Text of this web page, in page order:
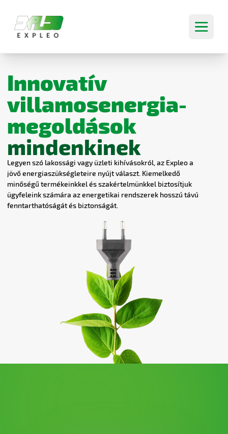
Open
LAKOSSÁGI
LAKOSSÁGI - KISFESZÜLTSÉG
LAKOSSÁGI - ELEKTROMOBILITÁS
LAKOSSÁGI - MEGÚJULÓ ENERGIA
ÜZLETI
ÜZLETI - KISFESZÜLTSÉG
ÜZLETI - KÖZÉPFESZÜLTSÉG
ÜZLETI - ELEKTROMOBILITÁS
ÜZLETI - MEGÚJULÓ ENERGIA
RÓLUNK
KAPCSOLAT
KARRIER
BEJELENTKEZÉS
REGISZTRÁCIÓ
Innovatív
villamosenergia-
megoldások
mindenkinek
Legyen szó lakossági vagy üzleti kihívásokról, az Expleo a
jövő energiaszükségleteire nyújt választ. Kiemelkedő
minőségű termékeinkkel és szakértelmünkkel biztosítjuk
ügyfeleink számára az energetikai rendszerek hosszú távú
fenntarthatóságát és biztonságát.